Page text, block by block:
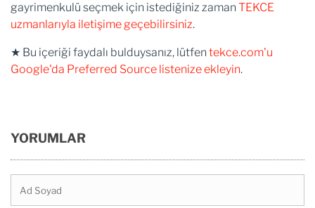
gayrimenkulü seçmek için istediğiniz zaman TEKCE
uzmanlarıyla iletişime geçebilirsiniz.
★ Bu içeriği faydalı bulduysanız, lütfen tekce.com'u
Google'da Preferred Source listenize ekleyin.
YORUMLAR